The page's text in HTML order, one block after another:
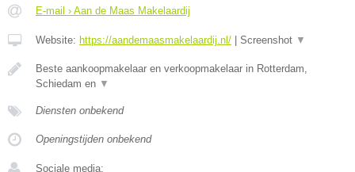
E-mail › Aan de Maas Makelaardij
Website: https://aandemaasmakelaardij.nl/ Screenshot ▼
Beste aankoopmakelaar en verkoopmakelaar in Rotterdam,
Schiedam en ▼
Diensten onbekend
Openingstijden onbekend
Sociale media: